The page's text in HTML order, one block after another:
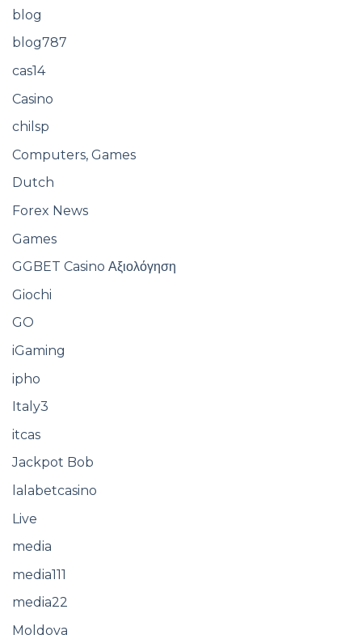
blog
blog787
cas14
Casino
chilsp
Computers, Games
Dutch
Forex News
Games
GGBET Casino Αξιολόγηση
Giochi
GO
iGaming
ipho
Italy3
itcas
Jackpot Bob
lalabetcasino
Live
media
media111
media22
Moldova